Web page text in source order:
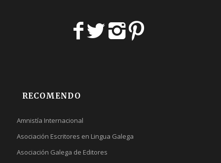
RECOMENDO
Amnistía Internacional
Asociación Escritores en Lingua Galega
Asociación Galega de Editores